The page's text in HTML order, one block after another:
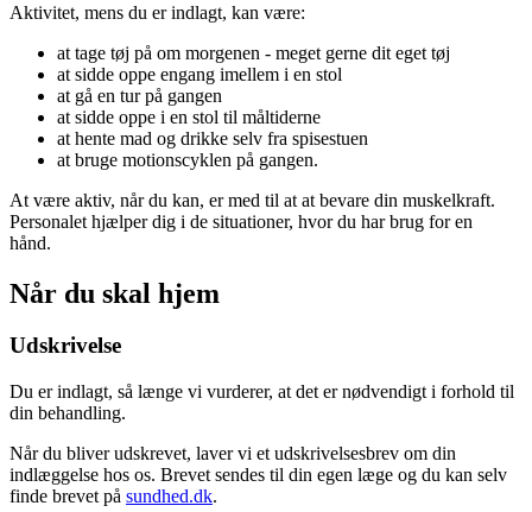
Aktivitet, mens du er indlagt, kan være:
at tage tøj på om morgenen - meget gerne dit eget tøj
at sidde oppe engang imellem i en stol
at gå en tur på gangen
at sidde oppe i en stol til måltiderne
at hente mad og drikke selv fra spisestuen
at bruge motionscyklen på gangen.
At være aktiv, når du kan, er med til at at bevare din muskelkraft.
Personalet hjælper dig i de situationer, hvor du har brug for en
hånd.
Når du skal hjem
Udskrivelse
Du er indlagt, så længe vi vurderer, at det er nødvendigt i forhold til
din behandling.
Når du bliver udskrevet, laver vi et udskrivelsesbrev om din
indlæggelse hos os. Brevet sendes til din egen læge og du kan selv
finde brevet på sundhed.dk.